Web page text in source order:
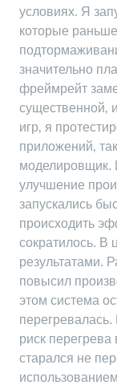
условиях. Я
которые
значительно
фреймрейт
существенной‚
игр‚ я
приложений‚
моделировщик.
улучшение
запускались
происходить
сократилось. В
результатами.
повысил
этом система
перегревалась.
риск перегрева
старался не